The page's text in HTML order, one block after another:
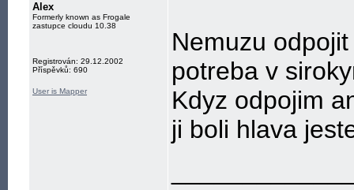
Alex
Formerly known as Frogale
zastupce cloudu 10.38
Registrován: 29.12.2002
Příspěvků: 690
User is Mapper
Nemuzu
potreba v
Kdyz odpojim
ji boli hlava